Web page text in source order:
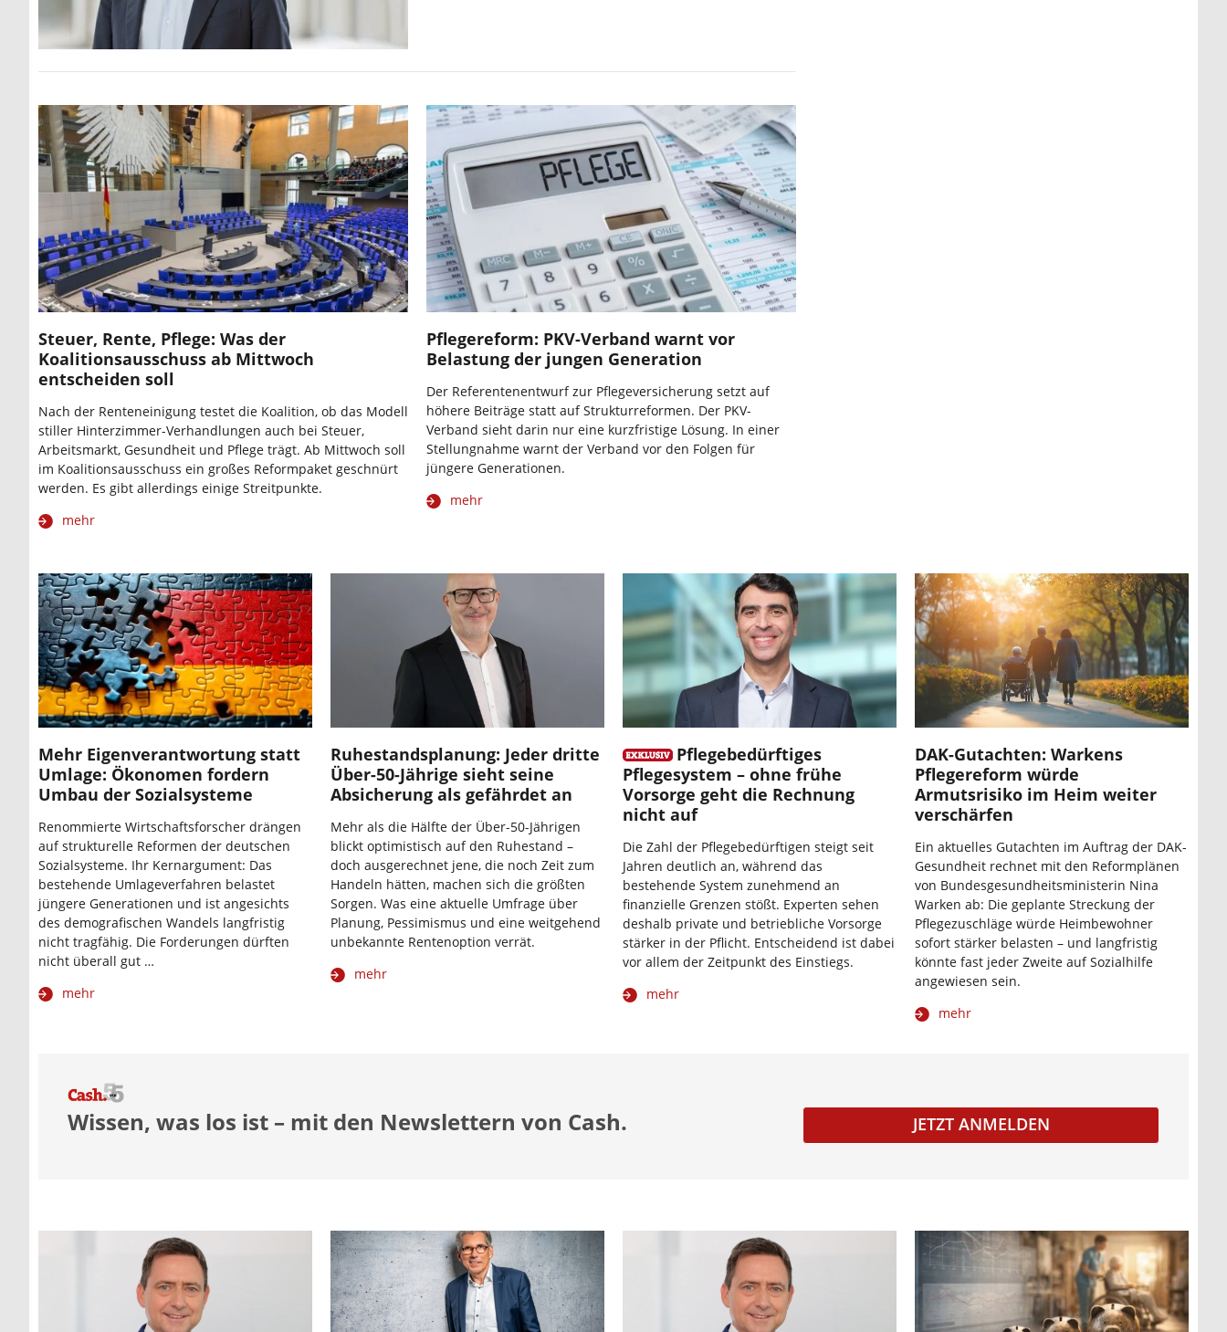
Steuer, Rente, Pflege: Was der
Koalitionsausschuss ab Mittwoch
entscheiden soll
Nach der Renteneinigung testet die Koalition, ob das Modell
stiller Hinterzimmer-Verhandlungen auch bei Steuer,
Arbeitsmarkt, Gesundheit und Pflege trägt. Ab Mittwoch soll
im Koalitionsausschuss ein großes Reformpaket geschnürt
werden. Es gibt allerdings einige Streitpunkte.
mehr
Pflegereform: PKV-Verband warnt vor
Belastung der jungen Generation
Der Referentenentwurf zur Pflegeversicherung setzt auf
höhere Beiträge statt auf Strukturreformen. Der PKV-
Verband sieht darin nur eine kurzfristige Lösung. In einer
Stellungnahme warnt der Verband vor den Folgen für
jüngere Generationen.
mehr
Mehr Eigenverantwortung statt
Umlage: Ökonomen fordern
Umbau der Sozialsysteme
Renommierte Wirtschaftsforscher drängen
auf strukturelle Reformen der deutschen
Sozialsysteme. Ihr Kernargument: Das
bestehende Umlageverfahren belastet
jüngere Generationen und ist angesichts
des demografischen Wandels langfristig
nicht tragfähig. Die Forderungen dürften
nicht überall gut …
mehr
Ruhestandsplanung: Jeder dritte
Über-50-Jährige sieht seine
Absicherung als gefährdet an
Mehr als die Hälfte der Über-50-Jährigen
blickt optimistisch auf den Ruhestand –
doch ausgerechnet jene, die noch Zeit zum
Handeln hätten, machen sich die größten
Sorgen. Was eine aktuelle Umfrage über
Planung, Pessimismus und eine weitgehend
unbekannte Rentenoption verrät.
mehr
Pflegebedürftiges
Pflegesystem – ohne frühe
Vorsorge geht die Rechnung
nicht auf
Die Zahl der Pflegebedürftigen steigt seit
Jahren deutlich an, während das
bestehende System zunehmend an
finanzielle Grenzen stößt. Experten sehen
deshalb private und betriebliche Vorsorge
stärker in der Pflicht. Entscheidend ist dabei
vor allem der Zeitpunkt des Einstiegs.
mehr
DAK-Gutachten: Warkens
Pflegereform würde
Armutsrisiko im Heim weiter
verschärfen
Ein aktuelles Gutachten im Auftrag der DAK-
Gesundheit rechnet mit den Reformplänen
von Bundesgesundheitsministerin Nina
Warken ab: Die geplante Streckung der
Pflegezuschläge würde Heimbewohner
sofort stärker belasten – und langfristig
könnte fast jeder Zweite auf Sozialhilfe
angewiesen sein.
mehr
Wissen, was los ist – mit den Newslettern von Cash. JETZT ANMELDEN